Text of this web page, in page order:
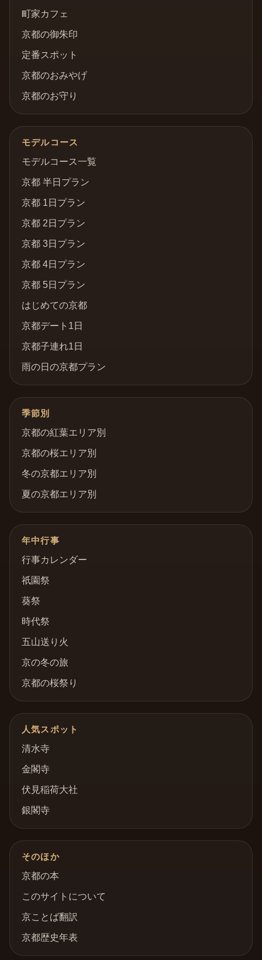
町家カフェ
京都の御朱印
定番スポット
京都のおみやげ
京都のお守り
モデルコース
モデルコース一覧
京都 半日プラン
京都 1日プラン
京都 2日プラン
京都 3日プラン
京都 4日プラン
京都 5日プラン
はじめての京都
京都デート1日
京都子連れ1日
雨の日の京都プラン
季節別
京都の紅葉エリア別
京都の桜エリア別
冬の京都エリア別
夏の京都エリア別
年中行事
行事カレンダー
祇園祭
葵祭
時代祭
五山送り火
京の冬の旅
京都の桜祭り
人気スポット
清水寺
金閣寺
伏見稲荷大社
銀閣寺
そのほか
京都の本
このサイトについて
京ことば翻訳
京都歴史年表